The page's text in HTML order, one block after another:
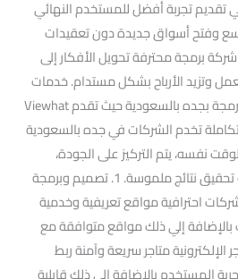
تقديم تجربة أفضل للمستخدم النهائي
وفتح أسواق جديدة دون تعقيدات
برمجة محترفة تحويل الأفكار إلى
وتزيد الأرباح بشكل مستدام. خدمات
شركة Viewhat في مجال البرمجة بجده بالسعودية حيث تقدم Viewhat
تخدم الشركات في جده بالسعودية
نفسه، يتم التركيز على الجودة،
والاستقرار، وعلاوة علي ذلك تحقيق نتائج ملموسة. 1. تصميم وبرمجة
احترافية مواقع تعريفية وخدمية
إلي ذلك مواقع متوافقة مع
المتاجر الإلكترونية متاجر سريعة وآمنة ربط
المستخدم بالإضافة إلي ذلك قابلية